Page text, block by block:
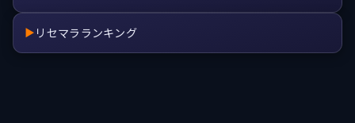
▶ リセマラランキング